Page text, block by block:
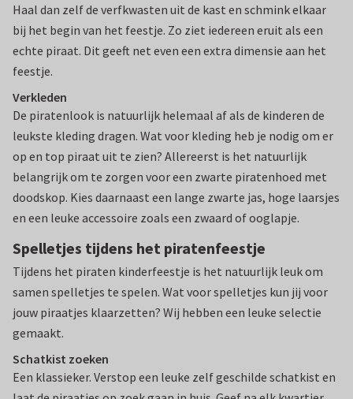
Haal dan zelf de verfkwasten uit de kast en schmink elkaar
bij het begin van het feestje. Zo ziet iedereen eruit als een
echte piraat. Dit geeft net even een extra dimensie aan het
feestje.
Verkleden
De piratenlook is natuurlijk helemaal af als de kinderen de
leukste kleding dragen. Wat voor kleding heb je nodig om er
op en top piraat uit te zien? Allereerst is het natuurlijk
belangrijk om te zorgen voor een zwarte piratenhoed met
doodskop. Kies daarnaast een lange zwarte jas, hoge laarsjes
en een leuke accessoire zoals een zwaard of ooglapje.
Spelletjes tijdens het piratenfeestje
Tijdens het piraten kinderfeestje is het natuurlijk leuk om
samen spelletjes te spelen. Wat voor spelletjes kun jij voor
jouw piraatjes klaarzetten? Wij hebben een leuke selectie
gemaakt.
Schatkist zoeken
Een klassieker. Verstop een leuke zelf geschilde schatkist en